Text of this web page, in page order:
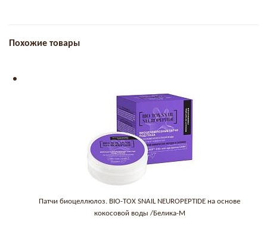
Похожие товары
Патчи биоцеллюлоз. BIO-TOX SNAIL NEUROPEPTIDE на основе
кокосовой воды /Белика-М